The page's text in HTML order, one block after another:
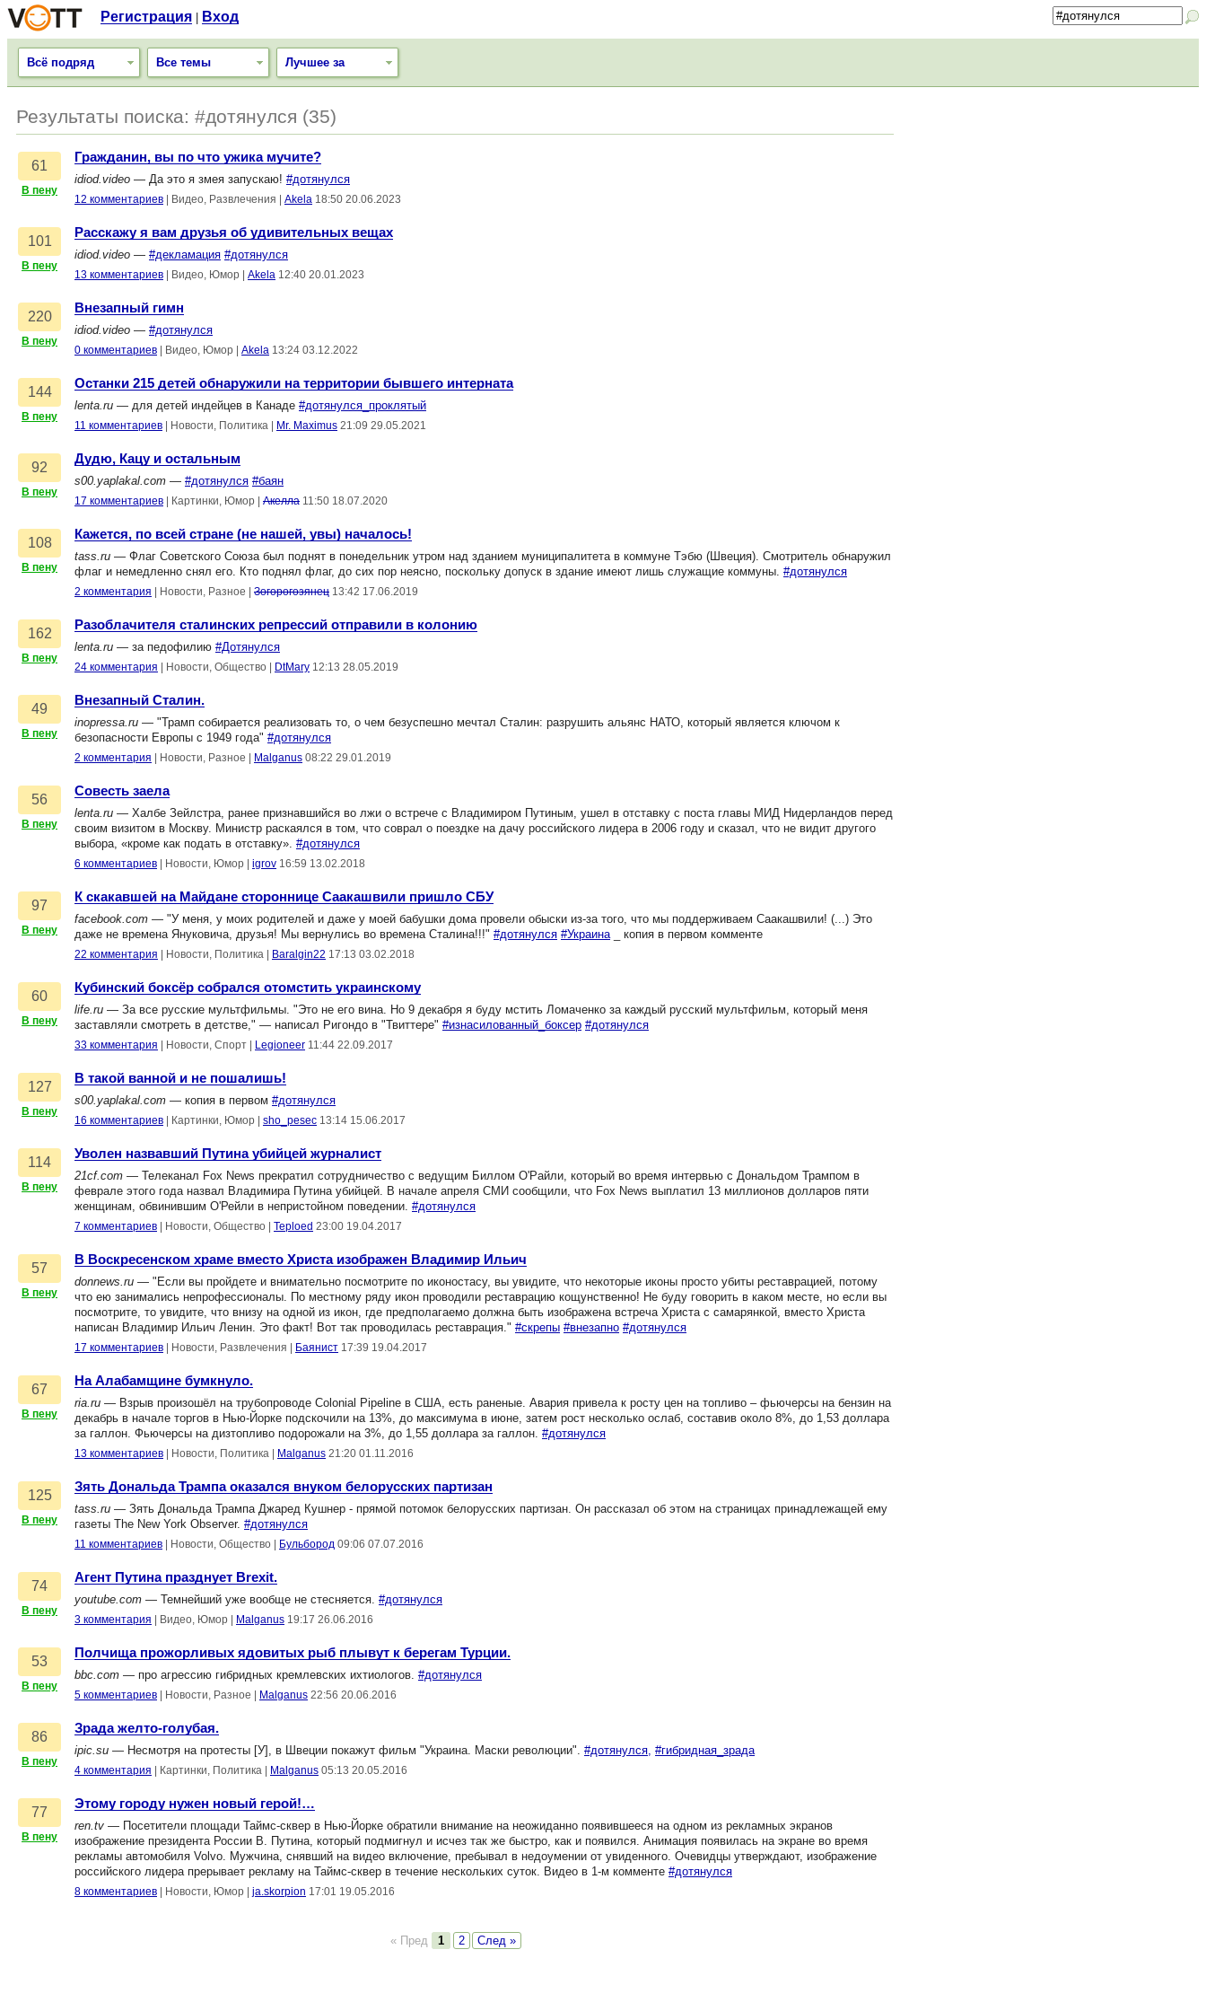
Регистрация Вход
Всё подряд Все темы Лучшее за
Результаты поиска: #дотянулся (35)
61
В пену
Гражданин, вы по что ужика мучите?
idiod.video — Да это я змея запускаю! #дотянулся
12 комментариев Видео, Развлечения Akela 18:50 20.06.2023
101
В пену
Расскажу я вам друзья об удивительных вещах
idiod.video — #декламация #дотянулся
13 комментариев Видео, Юмор Akela 12:40 20.01.2023
220
В пену
Внезапный гимн
idiod.video — #дотянулся
0 комментариев Видео, Юмор Akela 13:24 03.12.2022
144
В пену
Останки 215 детей обнаружили на территории бывшего интерната
lenta.ru — для детей индейцев в Канаде #дотянулся_проклятый
11 комментариев Новости, Политика Mr. Maximus 21:09 29.05.2021
92
В пену
Дудю, Кацу и остальным
s00.yaplakal.com — #дотянулся #баян
17 комментариев Картинки, Юмор Акелла 11:50 18.07.2020
108
В пену
Кажется, по всей стране (не нашей, увы) началось!
tass.ru — Флаг Советского Союза был поднят в понедельник утром над зданием муниципалитета в коммуне Тэбю (Швеция). Смотритель обнаружил
флаг и немедленно снял его. Кто поднял флаг, до сих пор неясно, поскольку допуск в здание имеют лишь служащие коммуны. #дотянулся
2 комментария Новости, Разное Зогорогозянец 13:42 17.06.2019
162
В пену
Разоблачителя сталинских репрессий отправили в колонию
lenta.ru — за педофилию #Дотянулся
24 комментария Новости, Общество DtMary 12:13 28.05.2019
49
В пену
Внезапный Сталин.
inopressa.ru — "Трамп собирается реализовать то, о чем безуспешно мечтал Сталин: разрушить альянс НАТО, который является ключом к
безопасности Европы с 1949 года" #дотянулся
2 комментария Новости, Разное Malganus 08:22 29.01.2019
56
В пену
Совесть заела
lenta.ru — Халбе Зейлстра, ранее признавшийся во лжи о встрече с Владимиром Путиным, ушел в отставку с поста главы МИД Нидерландов перед
своим визитом в Москву. Министр раскаялся в том, что соврал о поездке на дачу российского лидера в 2006 году и сказал, что не видит другого
выбора, «кроме как подать в отставку». #дотянулся
6 комментариев Новости, Юмор igrov 16:59 13.02.2018
97
В пену
К скакавшей на Майдане стороннице Саакашвили пришло СБУ
facebook.com — "У меня, у моих родителей и даже у моей бабушки дома провели обыски из-за того, что мы поддерживаем Саакашвили! (...) Это
даже не времена Януковича, друзья! Мы вернулись во времена Сталина!!!" #дотянулся #Украина_ копия в первом комменте
22 комментария Новости, Политика Baralgin22 17:13 03.02.2018
60
В пену
Кубинский боксёр собрался отомстить украинскому
life.ru — За все русские мультфильмы. "Это не его вина. Но 9 декабря я буду мстить Ломаченко за каждый русский мультфильм, который меня
заставляли смотреть в детстве," — написал Ригондо в "Твиттере" #изнасилованный_боксер #дотянулся
33 комментария Новости, Спорт Legioneer 11:44 22.09.2017
127
В пену
В такой ванной и не пошалишь!
s00.yaplakal.com — копия в первом #дотянулся
16 комментариев Картинки, Юмор sho_pesec 13:14 15.06.2017
114
В пену
Уволен назвавший Путина убийцей журналист
21cf.com — Телеканал Fox News прекратил сотрудничество с ведущим Биллом O'Райли, который во время интервью с Дональдом Трампом в
феврале этого года назвал Владимира Путина убийцей. В начале апреля СМИ сообщили, что Fox News выплатил 13 миллионов долларов пяти
женщинам, обвинившим О'Рейли в непристойном поведении. #дотянулся
7 комментариев Новости, Общество Teploed 23:00 19.04.2017
57
В пену
В Воскресенском храме вместо Христа изображен Владимир Ильич
donnews.ru — "Если вы пройдете и внимательно посмотрите по иконостасу, вы увидите, что некоторые иконы просто убиты реставрацией, потому
что ею занимались непрофессионалы. По местному ряду икон проводили реставрацию кощунственно! Не буду говорить в каком месте, но если вы
посмотрите, то увидите, что внизу на одной из икон, где предполагаемо должна быть изображена встреча Христа с самарянкой, вместо Христа
написан Владимир Ильич Ленин. Это факт! Вот так проводилась реставрация." #скрепы #внезапно #дотянулся
17 комментариев Новости, Развлечения Баянист 17:39 19.04.2017
67
В пену
На Алабамщине бумкнуло.
ria.ru — Взрыв произошёл на трубопроводе Colonial Pipeline в США, есть раненые. Авария привела к росту цен на топливо – фьючерсы на бензин на
декабрь в начале торгов в Нью-Йорке подскочили на 13%, до максимума в июне, затем рост несколько ослаб, составив около 8%, до 1,53 доллара
за галлон. Фьючерсы на дизтопливо подорожали на 3%, до 1,55 доллара за галлон. #дотянулся
13 комментариев Новости, Политика Malganus 21:20 01.11.2016
125
В пену
Зять Дональда Трампа оказался внуком белорусских партизан
tass.ru — Зять Дональда Трампа Джаред Кушнер - прямой потомок белорусских партизан. Он рассказал об этом на страницах принадлежащей ему
газеты The New York Observer. #дотянулся
11 комментариев Новости, Общество Бульбород 09:06 07.07.2016
74
В пену
Агент Путина празднует Brexit.
youtube.com — Темнейший уже вообще не стесняется. #дотянулся
3 комментария Видео, Юмор Malganus 19:17 26.06.2016
53
В пену
Полчища прожорливых ядовитых рыб плывут к берегам Турции.
bbc.com — про агрессию гибридных кремлевских ихтиологов. #дотянулся
5 комментариев Новости, Разное Malganus 22:56 20.06.2016
86
В пену
Зрада желто-голубая.
ipic.su — Несмотря на протесты [У], в Швеции покажут фильм "Украина. Маски революции". #дотянулся, #гибридная_зрада
4 комментария Картинки, Политика Malganus 05:13 20.05.2016
77
В пену
Этому городу нужен новый герой!…
ren.tv — Посетители площади Таймс-сквер в Нью-Йорке обратили внимание на неожиданно появившееся на одном из рекламных экранов
изображение президента России В. Путина, который подмигнул и исчез так же быстро, как и появился. Анимация появилась на экране во время
рекламы автомобиля Volvo. Мужчина, снявший на видео включение, пребывал в недоумении от увиденного. Очевидцы утверждают, изображение
российского лидера прерывает рекламу на Таймс-сквер в течение нескольких суток. Видео в 1-м комменте #дотянулся
8 комментариев Новости, Юмор ja.skorpion 17:01 19.05.2016
« Пред 1 2 След »